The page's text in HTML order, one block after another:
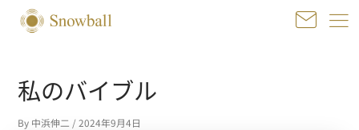
私のバイブル
By 中浜伸二 /2024年9月4日